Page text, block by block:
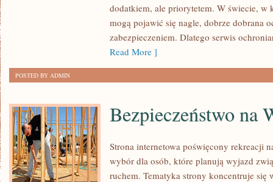
dodatkiem, ale priorytetem. W świecie,
mogą pojawić się nagle, dobrze dobrana
zabezpieczeniem. Dlatego serwis
Read More ]
POSTED BY ADMIN
Bezpieczeństwo na
Strona internetowa poświęcony rekreacji
wybór dla osób, które planują wyjazd
ruchem. Tematyka strony koncentruje się